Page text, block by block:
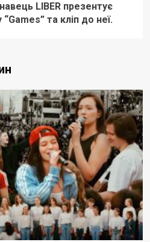
LIBER презентує
та кліп до неї.